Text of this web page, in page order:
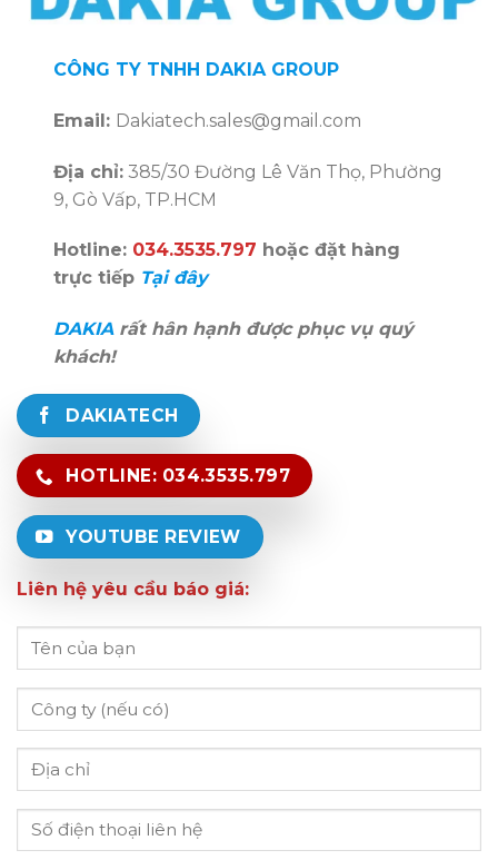
CÔNG TY TNHH DAKIA GROUP
Email: Dakiatech.sales@gmail.com
Địa chỉ: 385/30 Đường Lê Văn Thọ, Phường
9, Gò Vấp, TP.HCM
Hotline: 034.3535.797 hoặc đặt hàng
trực tiếp Tại đây
DAKIArất hân hạnh được phục vụ quý
khách!
DAKIATECH
HOTLINE: 034.3535.797
YOUTUBE REVIEW
Liên hệ yêu cầu báo giá: